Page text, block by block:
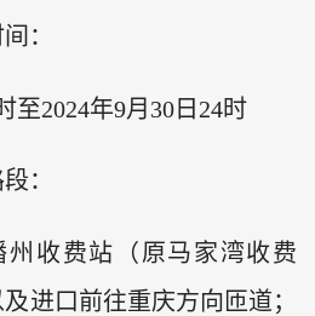
：
至2024年9月30日24时
：
州收费站（原马家湾收费
进口前往重庆方向匝道；